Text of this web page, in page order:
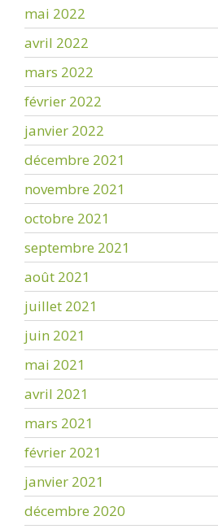
mai 2022
avril 2022
mars 2022
février 2022
janvier 2022
décembre 2021
novembre 2021
octobre 2021
septembre 2021
août 2021
juillet 2021
juin 2021
mai 2021
avril 2021
mars 2021
février 2021
janvier 2021
décembre 2020